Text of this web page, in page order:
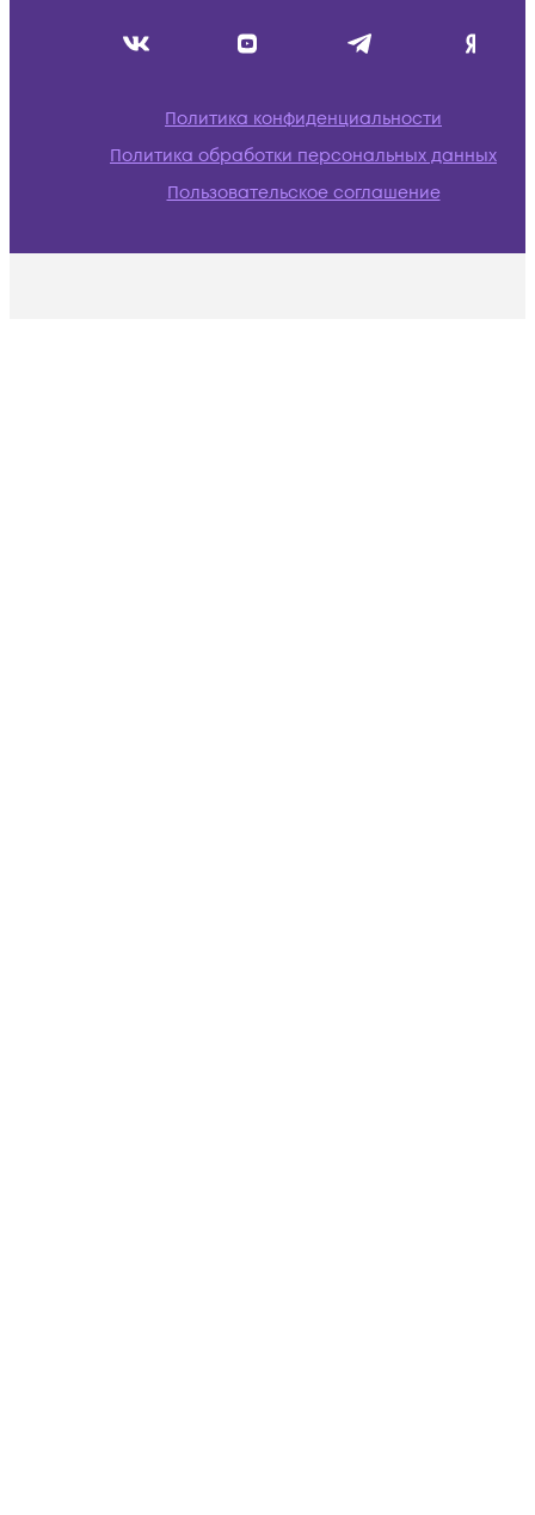
Политика конфиденциальности
Политика обработки персональных данных
Пользовательское соглашение